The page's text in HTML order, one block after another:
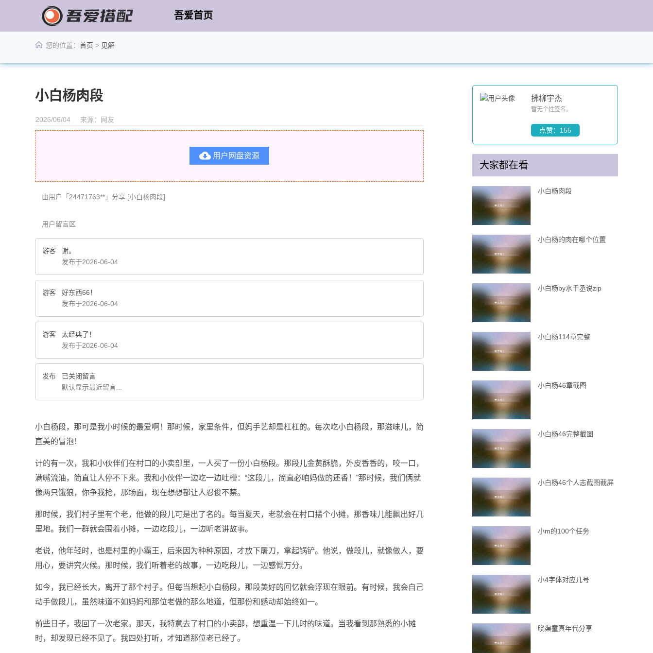
吾爱首页
您的位置： 首页 > 见解
小白杨肉段
2026/06/04 来源：网友
 用户网盘资源
由用户「24471763**」分享 [小白杨肉段]
用户留言区
游客
谢。
发布于2026-06-04
游客
好东西66！
发布于2026-06-04
游客
太经典了！
发布于2026-06-04
发布
已关闭留言
默认显示最近留言...
小白杨段，那可是我小时候的最爱啊！那时候，家里条件，但妈手艺却是杠杠的。每次吃小白杨段，那滋味儿，简
直美的冒泡！
计的有一次，我和小伙伴们在村口的小卖部里，一人买了一份小白杨段。那段儿金黄酥脆，外皮香香的，咬一口，
满嘴流油，简直让人停不下来。我和小伙伴一边吃一边吐槽：“这段儿，简直必咱妈做的还香！”那时候，我们俩就
像两只饿狼，你争我抢，那场面，现在想想都让人忍俊不禁。
那时候，我们村子里有个老，他做的段儿可是出了名的。每当夏天，老就会在村口摆个小摊，那香味儿能飘出好几
里地。我们一群就会围着小摊，一边吃段儿，一边听老讲故事。
老说，他年轻时，也是村里的小霸王，后来因为种种原因，才放下屠刀，拿起锅铲。他说，做段儿，就像做人，要
用心，要讲究火候。那时候，我们听着老的故事，一边吃段儿，一边感慨万分。
如今，我已经长大，离开了那个村子。但每当想起小白杨段，那段美好的回忆就会浮现在眼前。有时候，我会自己
动手做段儿，虽然味道不如妈妈和那位老做的那么地道，但那份和感动却始终如一。
前些日子，我回了一次老家。那天，我特意去了村口的小卖部，想重温一下儿时的味道。当我看到那熟悉的小摊
时，却发现已经不见了。我四处打听，才知道那位老已经了。
拂柳宇杰
暂无个性签名。
点赞：155
大家都在看
小白杨肉段
小白杨的肉在哪个位置
小白杨by水千丞说zip
小白杨114章完整
小白杨46章截图
小白杨46完整截图
小白杨46个人志截图截屏
小m的100个任务
小4字体对应几号
晓渠童真年代分享